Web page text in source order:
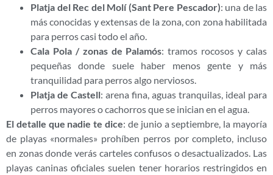
Platja del Rec del Molí (Sant Pere Pescador): una de las
más conocidas y extensas de la zona, con zona habilitada
para perros casi todo el año.
Cala Pola / zonas de Palamós: tramos rocosos y calas
pequeñas donde suele haber menos gente y más
tranquilidad para perros algo nerviosos.
Platja de Castell: arena fina, aguas tranquilas, ideal para
perros mayores o cachorros que se inician en el agua.
El detalle que nadie te dice: de junio a septiembre, la mayoría
de playas «normales» prohíben perros por completo, incluso
en zonas donde verás carteles confusos o desactualizados. Las
playas caninas oficiales suelen tener horarios restringidos en